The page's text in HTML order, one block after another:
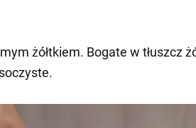
żółtkiem. Bogate w tłuszcz